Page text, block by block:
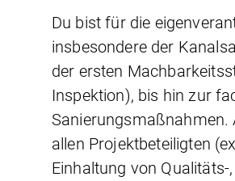
Du bist für die
insbesondere der
der ersten
Inspektion), bis hin zur
allen Projektbeteiligten
Einhaltung von